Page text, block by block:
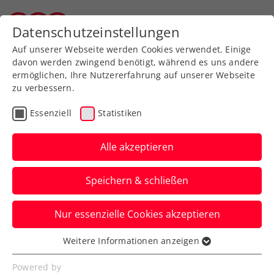
Zurück zur Newsübersicht
Turniere
Generali Open Kitzbühel:
Österreicherduell Ofner
gegen Neumayer
Dominic Thiem hat indes bei seinem
Abschied vom ATP-Turnier in Tirol einen
formstarken Gegner erwischt.
Verfasst von: Presseaussendung / Redaktion, 20.07.2024
Datenschutzeinstellungen
Auf unserer Webseite werden Cookies verwendet. Einige
davon werden zwingend benötigt, während es uns andere
ermöglichen, Ihre Nutzererfahrung auf unserer Webseite
zu verbessern.
Essenziell Statistiken
Alle akzeptieren
Speichern & schließen
Nur essenzielle Cookies akzeptieren
Essenziell
Essenzielle Cookies werden für grundlegende
Weitere Informationen anzeigen
Powered by